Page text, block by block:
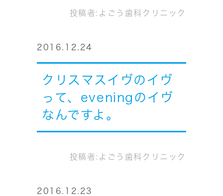
投稿者: よごう歯科クリニック
2016.12.24
クリスマスイヴのイヴ
って、eveningのイヴ
なんですよ。
投稿者: よごう歯科クリニック
2016.12.23